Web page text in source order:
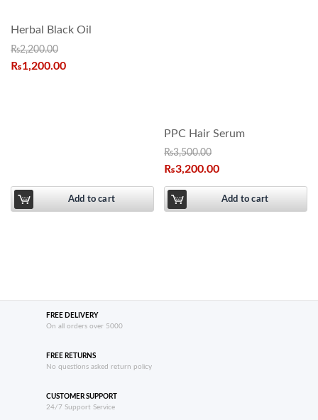
Herbal Black Oil
₨2,200.00
₨1,200.00
Add to cart
PPC Hair Serum
₨3,500.00
₨3,200.00
Add to cart
FREE DELIVERY
On all orders over 5000
FREE RETURNS
No questions asked return policy
CUSTOMER SUPPORT
24/7 Support Service